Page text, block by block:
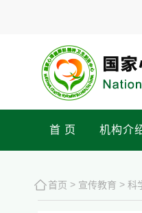
首 页 机构介
首页 > 宣传教育 > 科